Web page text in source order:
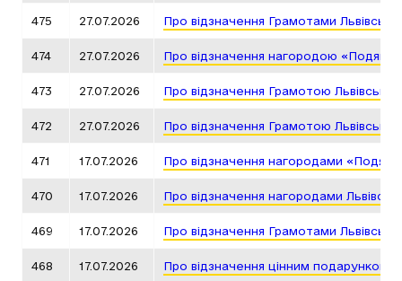
475 27.07.2026 Про відзначення Грамотами
474 27.07.2026 Про відзначення нагородою «Подяка
473 27.07.2026 Про відзначення Грамотою
472 27.07.2026 Про відзначення Грамотою
471 17.07.2026 Про відзначення нагородами «Подяка
470 17.07.2026 Про відзначення нагородами
469 17.07.2026 Про відзначення Грамотами
468 17.07.2026 Про відзначення цінним подарунком